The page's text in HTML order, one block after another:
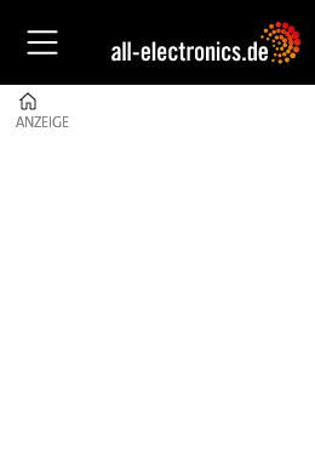
ANZEIGE
ANZEIGE